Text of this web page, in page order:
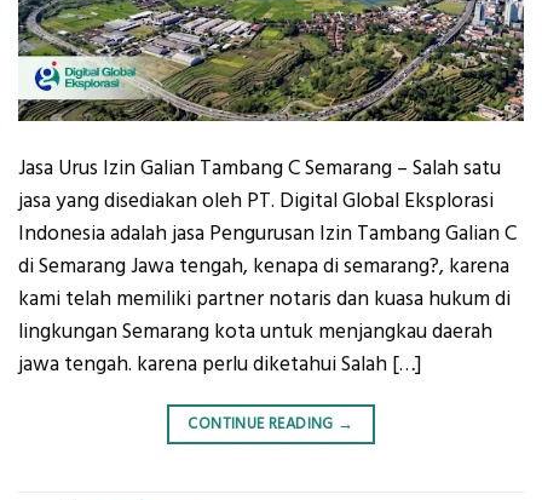
Jasa Urus Izin Galian Tambang C Semarang – Salah satu
jasa yang disediakan oleh PT. Digital Global Eksplorasi
Indonesia adalah jasa Pengurusan Izin Tambang Galian C
di Semarang Jawa tengah, kenapa di semarang?, karena
kami telah memiliki partner notaris dan kuasa hukum di
lingkungan Semarang kota untuk menjangkau daerah
jawa tengah. karena perlu diketahui Salah […]
CONTINUE READING →